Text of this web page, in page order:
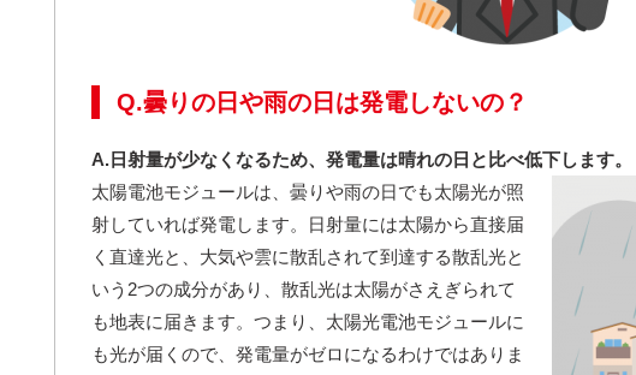
Q.曇りの日や雨の日は発電しないの？
A.日射量が少なくなるため、発電量は晴れの日と比べ低下します。
太陽電池モジュールは、曇りや雨の日でも太陽光が照
射していれば発電します。日射量には太陽から直接届
く直達光と、大気や雲に散乱されて到達する散乱光と
いう 2つの成分があり、散乱光は太陽がさえぎられて
も地表に届きます。つまり、太陽光電池モジュールに
も光が届くので、発電量がゼロになるわけではありま